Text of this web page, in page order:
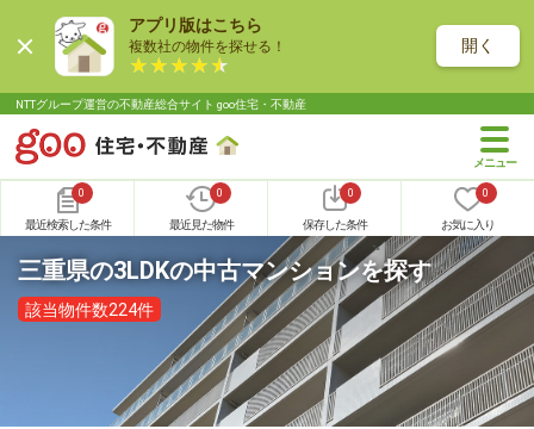
アプリ版はこちら
複数社の物件を探せる！ 開く
NTTグループ運営の不動産総合サイト goo住宅・不動産
0
最近検索した条件
0
最近見た物件
0
保存した条件
0
お気に入り
三重県の3LDKの中古マンションを探す
該当物件数224件